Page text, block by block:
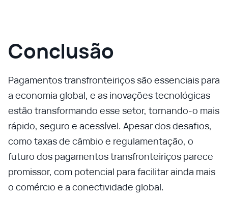
Conclusão
Pagamentos transfronteiriços são essenciais para
a economia global, e as inovações tecnológicas
estão transformando esse setor, tornando-o mais
rápido, seguro e acessível. Apesar dos desafios,
como taxas de câmbio e regulamentação, o
futuro dos pagamentos transfronteiriços parece
promissor, com potencial para facilitar ainda mais
o comércio e a conectividade global.